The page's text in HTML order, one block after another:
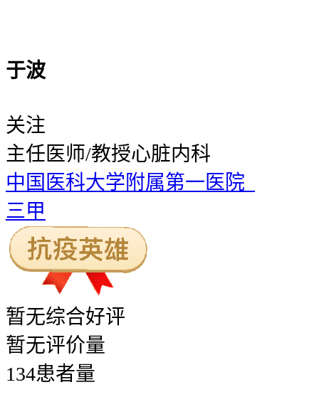
于波
关注
主任医师/教授心脏内科
中国医科大学附属第一医院
三甲
暂无综合好评
暂无评价量
134患者量